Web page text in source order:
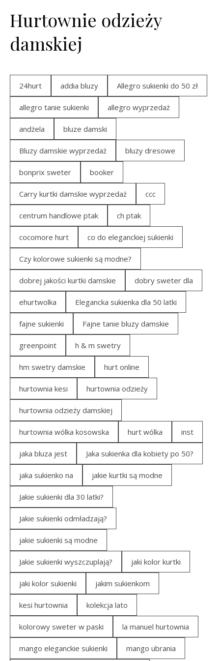
Hurtownie odzieży
damskiej
24hurt addia bluzy Allegro sukienki do 50 zł
allegro tanie sukienki allegro wyprzedaż
andżela bluze damski
Bluzy damskie wyprzedaż bluzy dresowe
bonprix sweter booker
Carry kurtki damskie wyprzedaż ccc
centrum handlowe ptak ch ptak
cocomore hurt co do eleganckiej sukienki
Czy kolorowe sukienki są modne?
dobrej jakości kurtki damskie dobry sweter dla
ehurtwolka Elegancka sukienka dla 50 latki
fajne sukienki Fajne tanie bluzy damskie
greenpoint h & m swetry
hm swetry damskie hurt online
hurtownia kesi hurtownia odzieży
hurtownia odzieży damskiej
hurtownia wólka kosowska hurt wólka inst
jaka bluza jest Jaka sukienka dla kobiety po 50?
jaka sukienko na jakie kurtki są modne
Jakie sukienki dla 30 latki?
Jakie sukienki odmładzają?
jakie sukienki są modne
Jakie sukienki wyszczuplają? jaki kolor kurtki
jaki kolor sukienki jakim sukienkom
kesi hurtownia kolekcja lato
kolorowy sweter w paski la manuel hurtownia
mango eleganckie sukienki mango ubrania